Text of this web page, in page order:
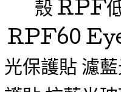
殼 RPF
RPF60
光保護貼 濾